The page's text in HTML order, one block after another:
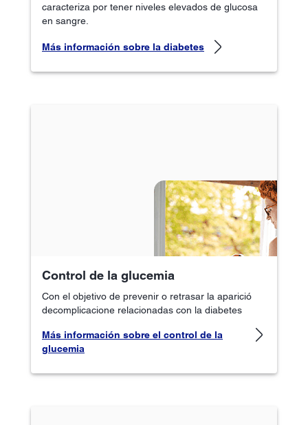
caracteriza por tener niveles elevados de glucosa
en sangre.
Más información sobre la diabetes
Control de la glucemia
Con el objetivo de prevenir o retrasar la aparició
decomplicacione relacionadas con la diabetes
Más información sobre el control de la
glucemia